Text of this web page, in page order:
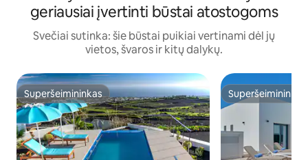
geriausiai įvertinti būstai atostogoms
Svečiai sutinka: šie būstai puikiai vertinami dėl jų
vietos, švaros ir kitų dalykų.
Superšeimininkas
Superšeimininkas Superšeimininkas
Superšeimininkas